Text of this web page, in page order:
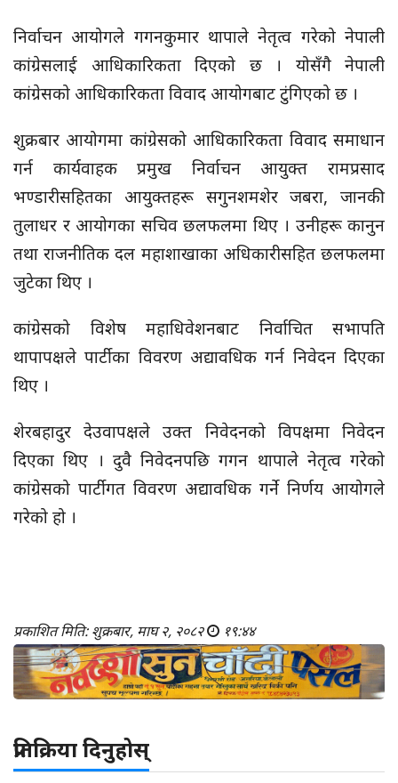
निर्वाचन आयोगले गगनकुमार थापाले नेतृत्व गरेको नेपाली
कांग्रेसलाई आधिकारिकता दिएको छ । योसँगै नेपाली
कांग्रेसको आधिकारिकता विवाद आयोगबाट टुंगिएको छ ।
शुक्रबार आयोगमा कांग्रेसको आधिकारिकता विवाद समाधान
गर्न कार्यवाहक प्रमुख निर्वाचन आयुक्त रामप्रसाद
भण्डारीसहितका आयुक्तहरू सगुनशमशेर जबरा, जानकी
तुलाधर र आयोगका सचिव छलफलमा थिए । उनीहरू कानुन
तथा राजनीतिक दल महाशाखाका अधिकारीसहित छलफलमा
जुटेका थिए ।
कांग्रेसको विशेष महाधिवेशनबाट निर्वाचित सभापति
थापापक्षले पार्टीका विवरण अद्यावधिक गर्न निवेदन दिएका
थिए ।
शेरबहादुर देउवापक्षले उक्त निवेदनको विपक्षमा निवेदन
दिएका थिए । दुवै निवेदनपछि गगन थापाले नेतृत्व गरेको
कांग्रेसको पार्टीगत विवरण अद्यावधिक गर्ने निर्णय आयोगले
गरेको हो ।
प्रकाशित मिति: शुक्रबार, माघ २, २०८२ १९:४४
प्रतिक्रिया दिनुहोस्